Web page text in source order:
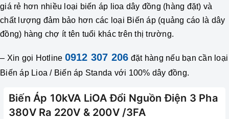
giá rẻ hơn nhiều loại biến áp lioa dây đồng (hàng đặt) và
chất lượng đảm bảo hơn các loại Biến áp (quảng cáo là dây
đồng) hàng chợ ít tên tuổi khác trên thị trường.
– Xin gọi Hotline 0912 307 206 đặt hàng nếu bạn cần loại
Biến áp Lioa / Biến áp Standa với 100% dây đồng.
Biến Áp 10kVA LiOA Đổi Nguồn Điện 3 Pha
380V Ra 220V & 200V /3FA